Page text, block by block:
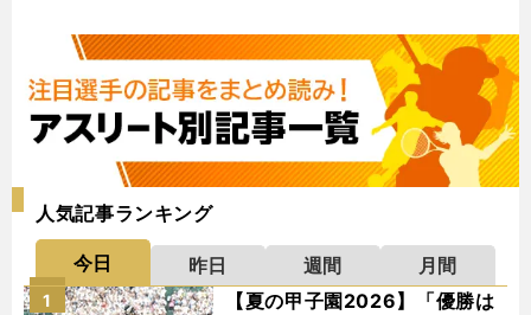
人気記事ランキング
今日 昨日 週間
月間
【夏の甲子園2026】「優勝は
1